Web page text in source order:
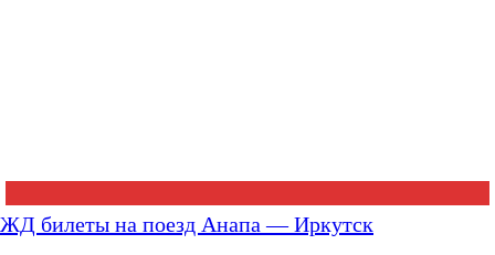
ЖД билеты на поезд Анапа — Иркутск